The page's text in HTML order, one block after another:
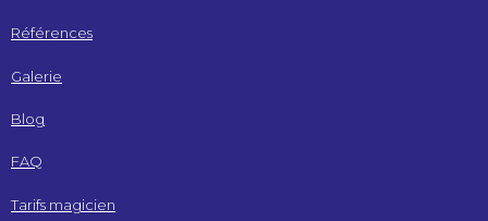
Références
Galerie
Blog
FAQ
Tarifs magicien